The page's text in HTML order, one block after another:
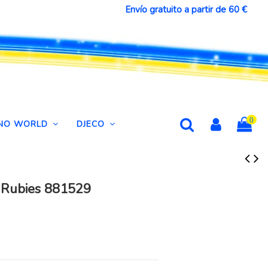
Envío gratuito a partir de 60 €
WORLD DJECO 0
881529